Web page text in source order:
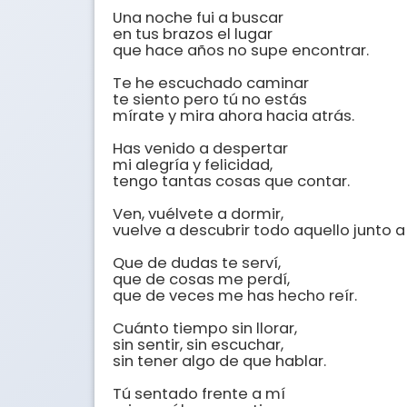
Una noche fui a buscar
en tus brazos el lugar
que hace años no supe encontrar.
Te he escuchado caminar
te siento pero tú no estás
mírate y mira ahora hacia atrás.
Has venido a despertar
mi alegría y felicidad,
tengo tantas cosas que contar.
Ven, vuélvete a dormir,
vuelve a descubrir todo aquello junto
Que de dudas te serví,
que de cosas me perdí,
que de veces me has hecho reír.
Cuánto tiempo sin llorar,
sin sentir, sin escuchar,
sin tener algo de que hablar.
Tú sentado frente a mí